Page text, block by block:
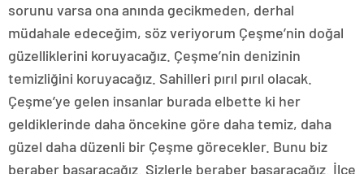
sorunu varsa ona anında gecikmeden, derhal
müdahale edeceğim, söz veriyorum Çeşme’nin doğal
güzelliklerini koruyacağız. Çeşme’nin denizinin
temizliğini koruyacağız. Sahilleri pırıl pırıl olacak.
Çeşme’ye gelen insanlar burada elbette ki her
geldiklerinde daha öncekine göre daha temiz, daha
güzel daha düzenli bir Çeşme görecekler. Bunu biz
beraber başaracağız. Sizlerle beraber başaracağız. İlçe